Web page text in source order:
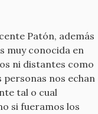
Patón, además
muy conocida en
ni distantes como
personas nos echan
tal o cual
si fueramos los